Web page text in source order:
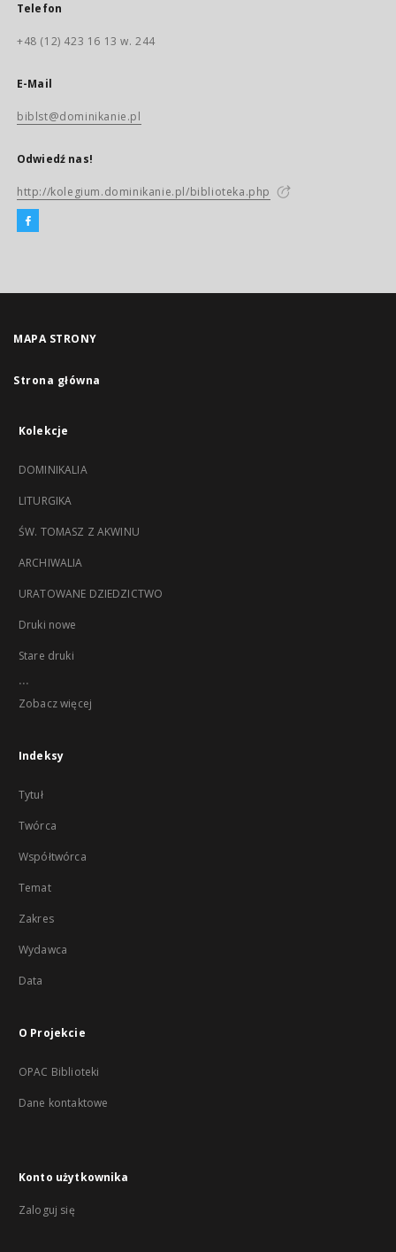
Telefon
+48 (12) 423 16 13 w. 244
E-Mail
biblst@dominikanie.pl
Odwiedź nas!
http://kolegium.dominikanie.pl/biblioteka.php
MAPA STRONY
Strona główna
Kolekcje
DOMINIKALIA
LITURGIKA
ŚW. TOMASZ Z AKWINU
ARCHIWALIA
URATOWANE DZIEDZICTWO
Druki nowe
Stare druki
...
Zobacz więcej
Indeksy
Tytuł
Twórca
Współtwórca
Temat
Zakres
Wydawca
Data
O Projekcie
OPAC Biblioteki
Dane kontaktowe
Konto użytkownika
Zaloguj się